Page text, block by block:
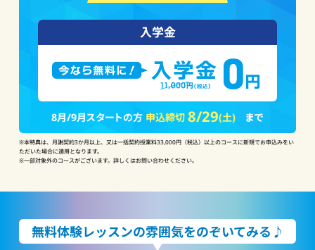
入学金
8月/9月スタートの方 申込締切 8/29(土) まで
※本特典は、月謝契約3か月以上、又は一括契約授業料33,000円（税込）以上のコースに新規でお申込みをい
ただいた場合に適用となります。
※一部対象外のコースがございます。詳しくはお問い合わせください。
無料体験レッスンの雰囲気をのぞいてみる♪